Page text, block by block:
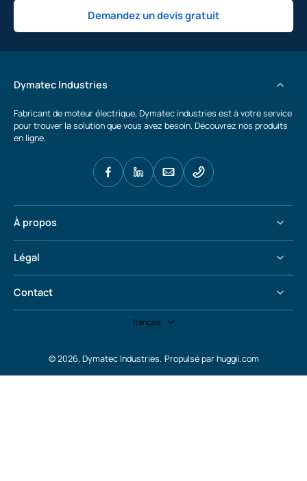
Demandez un devis gratuit
Dymatec Industries
Fabricant de moteur électrique, Dymatec industries est à votre service
pour trouver la solution que vous avez besoin. Découvrez nos produits
en ligne.
À propos
Légal
Contact
français
© 2026, Dymatec Industries. Propulsé par huggii.com